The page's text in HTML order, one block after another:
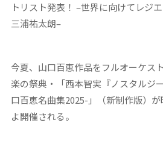
トリスト発表！ –世界に向けてレジ
三浦祐太朗–
今夏、山口百恵作品をフルオーケス
楽の祭典・「西本智実『ノスタルジ
口百恵名曲集2025-」（新制作版）
よ開催される。